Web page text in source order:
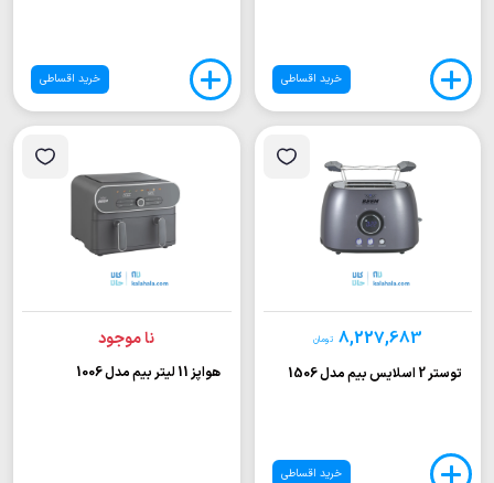
خرید اقساطی خرید اقساطی
8,227,683 تومان
توستر 2 اسلایس بیم مدل 1506
خرید اقساطی
نا موجود
هواپز 11 لیتر بیم مدل 1006